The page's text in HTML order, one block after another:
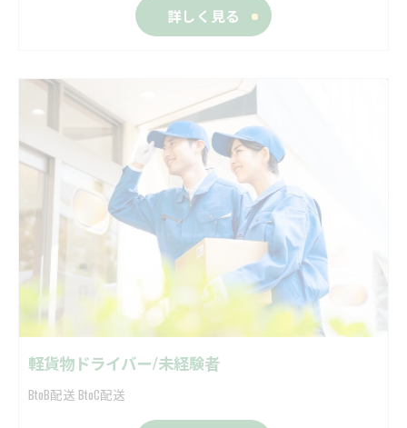
詳しく見る
軽貨物ドライバー/未経験者
BtoB配送 BtoC配送